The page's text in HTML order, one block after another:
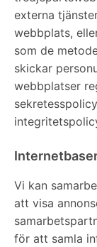
externa
webbplats,
som de
skickar
webbplatser
Vi kan
att visa
för att samla